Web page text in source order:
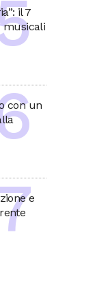
il 7
musicali
con un
e